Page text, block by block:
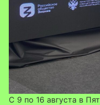
С 9 по 16 августа в